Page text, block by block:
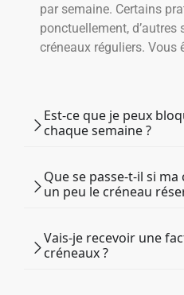
par semaine. Certains
ponctuellement, d’autres
créneaux réguliers. Vous
Est-ce que je peux
chaque semaine ?
Que se passe-t-il si
un peu le créneau
Vais-je recevoir une
créneaux ?